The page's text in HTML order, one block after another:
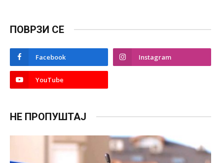
ПОВРЗИ СЕ
Facebook Instagram
YouTube
НЕ ПРОПУШТАЈ